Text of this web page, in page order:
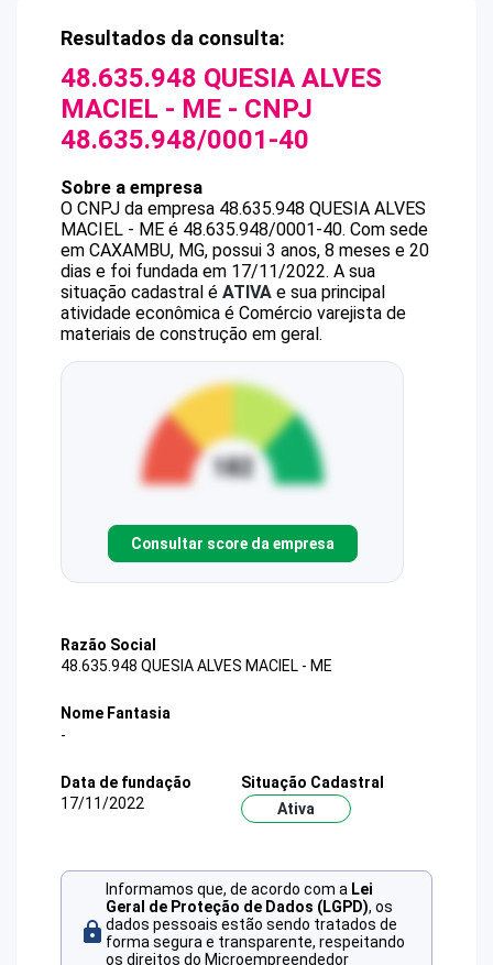
Resultados da consulta:
48.635.948 QUESIA ALVES
MACIEL - ME - CNPJ
48.635.948/0001-40
Sobre a empresa
O CNPJ da empresa 48.635.948 QUESIA ALVES
MACIEL - ME é 48.635.948/0001-40. Com sede
em CAXAMBU, MG, possui 3 anos, 8 meses e 20
dias e foi fundada em 17/11/2022. A sua
situação cadastral é ATIVA e sua principal
atividade econômica é Comércio varejista de
materiais de construção em geral.
Consultar score da empresa
Razão Social
48.635.948 QUESIA ALVES MACIEL - ME
Nome Fantasia
-
Data de fundação
17/11/2022
Situação Cadastral
Ativa
Informamos que, de acordo com a Lei
Geral de Proteção de Dados (LGPD), os
dados pessoais estão sendo tratados de
forma segura e transparente, respeitando
os direitos do Microempreendedor